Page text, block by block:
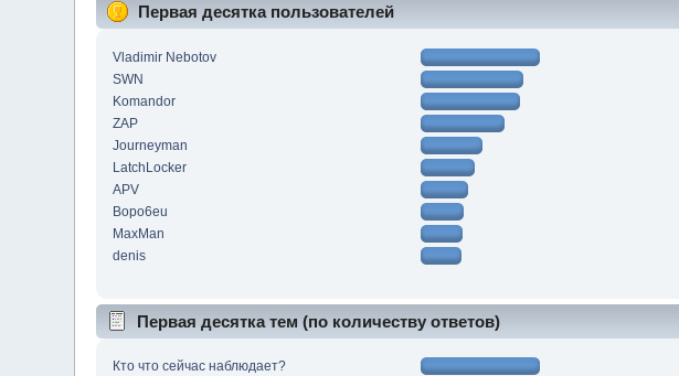
Первая десятка пользователей
Vladimir Nebotov
SWN
Komandor
ZAP
Journeyman
LatchLocker
APV
Bopo6eu
MaxMan
denis
Первая десятка тем (по количеству ответов)
Кто что сейчас наблюдает?